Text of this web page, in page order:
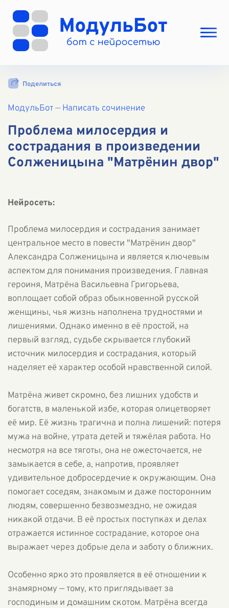
Выбрать режим
Вход
Вход с Telegram
Поделиться
МодульБот— Написать сочинение
Проблема милосердия и
сострадания в произведении
Солженицына "Матрёнин двор"
Нейросеть:
Проблема милосердия и сострадания занимает
центральное место в повести "Матрёнин двор"
Александра Солженицына и является ключевым
аспектом для понимания произведения. Главная
героиня, Матрёна Васильевна Григорьева,
воплощает собой образ обыкновенной русской
женщины, чья жизнь наполнена трудностями и
лишениями. Однако именно в её простой, на
первый взгляд, судьбе скрывается глубокий
источник милосердия и сострадания, который
наделяет её характер особой нравственной силой.
Матрёна живет скромно, без лишних удобств и
богатств, в маленькой избе, которая олицетворяет
её мир. Её жизнь трагична и полна лишений: потеря
мужа на войне, утрата детей и тяжёлая работа. Но
несмотря на все тяготы, она не ожесточается, не
замыкается в себе, а, напротив, проявляет
удивительное добросердечие к окружающим. Она
помогает соседям, знакомым и даже посторонним
людям, совершенно безвозмездно, не ожидая
никакой отдачи. В её простых поступках и делах
отражается истинное сострадание, которое она
выражает через добрые дела и заботу о ближних.
Особенно ярко это проявляется в её отношении к
знамярному — тому, кто приглядывает за
господиным и домашним скотом. Матрёна всегда